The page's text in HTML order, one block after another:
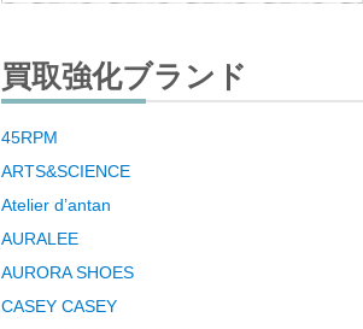
買取強化ブランド
45RPM
ARTS&SCIENCE
Atelier d’antan
AURALEE
AURORA SHOES
CASEY CASEY